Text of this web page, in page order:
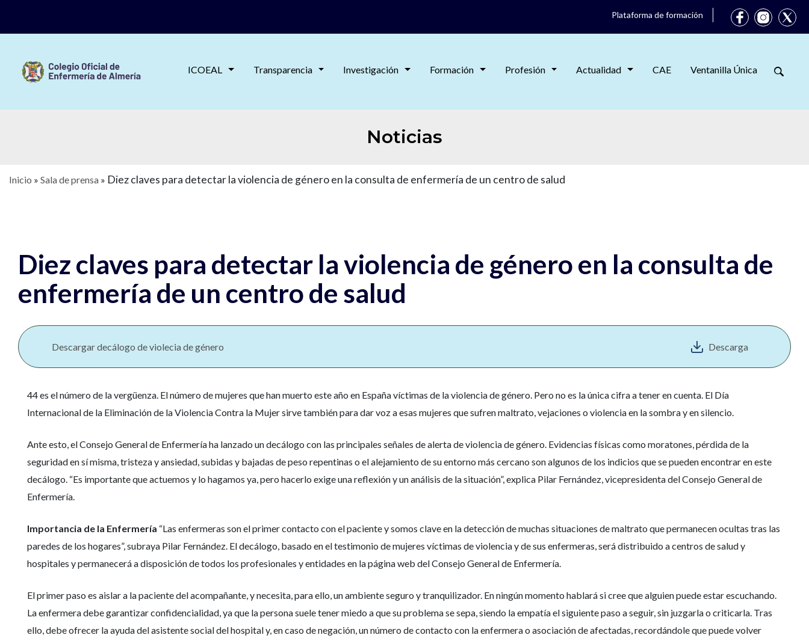
Plataforma de formación
ICOEAL Transparencia Investigación Formación Profesión Actualidad CAE Ventanilla Única
Noticias
Inicio » Sala de prensa » Diez claves para detectar la violencia de género en la consulta de enfermería de un centro de salud
Diez claves para detectar la violencia de género en la consulta de
enfermería de un centro de salud
Descargar decálogo de violecia de género Descarga
44 es el número de la vergüenza. El número de mujeres que han muerto este año en España víctimas de la violencia de género. Pero no es la única cifra a tener en cuenta. El Día
Internacional de la Eliminación de la Violencia Contra la Mujer sirve también para dar voz a esas mujeres que sufren maltrato, vejaciones o violencia en la sombra y en silencio.
Ante esto, el Consejo General de Enfermería ha lanzado un decálogo con las principales señales de alerta de violencia de género. Evidencias físicas como moratones, pérdida de la
seguridad en sí misma, tristeza y ansiedad, subidas y bajadas de peso repentinas o el alejamiento de su entorno más cercano son algunos de los indicios que se pueden encontrar en este
decálogo. “Es importante que actuemos y lo hagamos ya, pero hacerlo exige una reflexión y un análisis de la situación”, explica Pilar Fernández, vicepresidenta del Consejo General de
Enfermería.
Importancia de la Enfermería “Las enfermeras son el primer contacto con el paciente y somos clave en la detección de muchas situaciones de maltrato que permanecen ocultas tras las
paredes de los hogares”, subraya Pilar Fernández. El decálogo, basado en el testimonio de mujeres víctimas de violencia y de sus enfermeras, será distribuido a centros de salud y
hospitales y permanecerá a disposición de todos los profesionales y entidades en la página web del Consejo General de Enfermería.
El primer paso es aislar a la paciente del acompañante, y necesita, para ello, un ambiente seguro y tranquilizador. En ningún momento hablará si cree que alguien puede estar escuchando.
La enfermera debe garantizar confidencialidad, ya que la persona suele tener miedo a que su problema se sepa, siendo la empatía el siguiente paso a seguir, sin juzgarla o criticarla. Tras
ello, debe ofrecer la ayuda del asistente social del hospital y, en caso de negación, un número de contacto con la enfermera o asociación de afectadas, recordándole que puede volver